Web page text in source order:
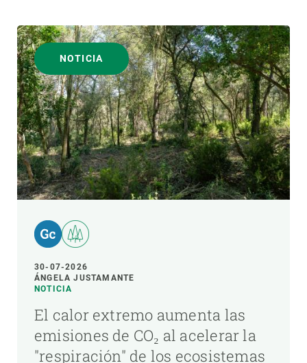
NOTICIA
30-07-2026
ÁNGELA JUSTAMANTE
NOTICIA
El calor extremo aumenta las
emisiones de CO₂ al acelerar la
"respiración" de los ecosistemas